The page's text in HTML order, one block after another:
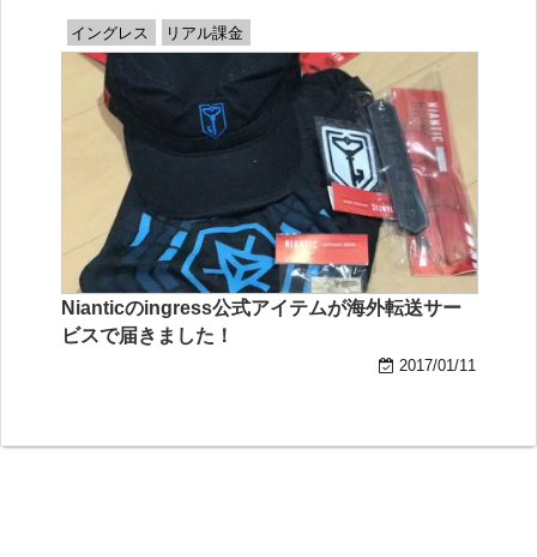
イングレス リアル課金
Nianticのingress公式アイテムが海外転送サー
ビスで届きました！
2017/01/11